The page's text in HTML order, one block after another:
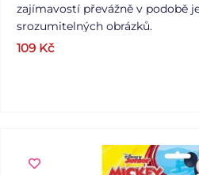
zajímavostí převážně v podobě
srozumitelných obrázků.
109 Kč